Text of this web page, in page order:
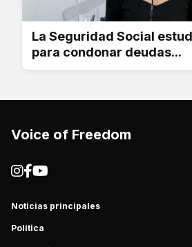
La Seguridad Social
para condonar deudas...
Voice of Freedom
Noticias principales
Política